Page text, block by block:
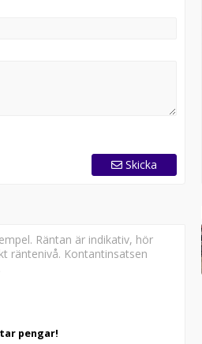
Skicka
Räntan är indikativ, hör
räntenivå. Kontantinsatsen
pengar!